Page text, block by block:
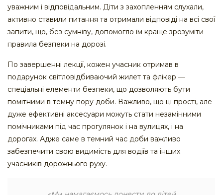
уважним і відповідальним. Діти з захопленням слухали,
активно ставили питання та отримали відповіді на всі свої
запити, що, без сумніву, допомогло їм краще зрозуміти
правила безпеки на дорозі.
По завершенні лекції, кожен учасник отримав в
подарунок світловідбиваючий жилет та флікер —
спеціальні елементи безпеки, що дозволяють бути
помітними в темну пору доби. Важливо, що ці прості, але
дуже ефективні аксесуари можуть стати незамінними
помічниками під час прогулянок і на вулицях, і на
дорогах. Адже саме в темний час доби важливо
забезпечити свою видимість для водіїв та інших
учасників дорожнього руху.